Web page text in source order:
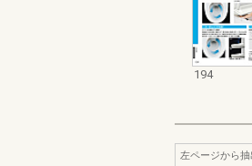
194
左ページから